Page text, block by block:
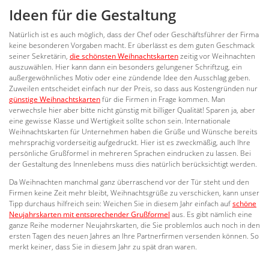
Ideen für die Gestaltung
Natürlich ist es auch möglich, dass der Chef oder Geschäftsführer der Firma
keine besonderen Vorgaben macht. Er überlässt es dem guten Geschmack
seiner Sekretärin, die schönsten Weihnachtskartenzeitig vor Weihnachten
auszuwählen. Hier kann dann ein besonders gelungener Schriftzug, ein
außergewöhnliches Motiv oder eine zündende Idee den Ausschlag geben.
Zuweilen entscheidet einfach nur der Preis, so dass aus Kostengründen nur
günstige Weihnachtskartenfür die Firmen in Frage kommen. Man
verwechsle hier aber bitte nicht günstig mit billiger Qualität! Sparen ja, aber
eine gewisse Klasse und Wertigkeit sollte schon sein. Internationale
Weihnachtskarten für Unternehmen haben die Grüße und Wünsche bereits
mehrsprachig vorderseitig aufgedruckt. Hier ist es zweckmäßig, auch Ihre
persönliche Grußformel in mehreren Sprachen eindrucken zu lassen. Bei
der Gestaltung des Innenlebens muss dies natürlich berücksichtigt werden.
Da Weihnachten manchmal ganz überraschend vor der Tür steht und den
Firmen keine Zeit mehr bleibt, Weihnachtsgrüße zu verschicken, kann unser
Tipp durchaus hilfreich sein: Weichen Sie in diesem Jahr einfach aufschöne
Neujahrskarten mit entsprechender Grußformel aus. Es gibt nämlich eine
ganze Reihe moderner Neujahrskarten, die Sie problemlos auch noch in den
ersten Tagen des neuen Jahres an Ihre Partnerfirmen versenden können. So
merkt keiner, dass Sie in diesem Jahr zu spät dran waren.